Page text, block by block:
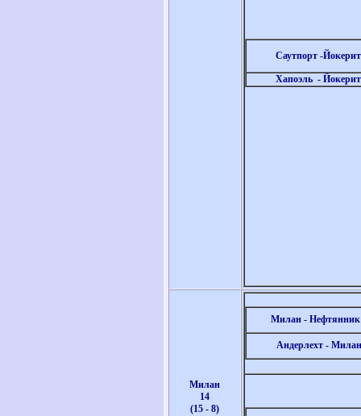
Саутпорт -Йокерит
Хапоэль - Йокерит
Милан
14
(15 - 8)
Милан -
Андерлехт - Милан